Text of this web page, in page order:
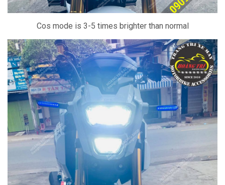
Cos mode is 3-5 times brighter than normal